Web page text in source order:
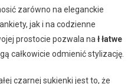
zarówno na eleganckie
jak i na codzienne
prostocie pozwala na ł łatwe
całkowicie odmienić stylizację.
czarnej sukienki jest to, że